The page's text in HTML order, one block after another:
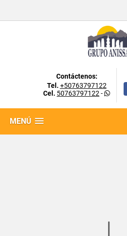
Contáctenos:
Tel. +50763797122
Cel. 50763797122 -
MENÚ